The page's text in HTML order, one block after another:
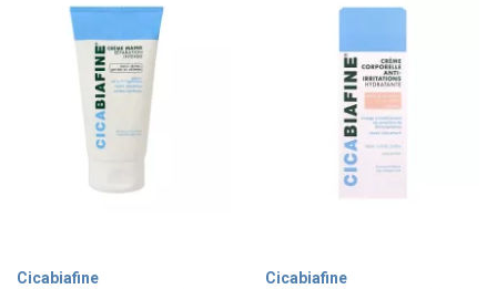
Cicabiafine
Cicabiafine